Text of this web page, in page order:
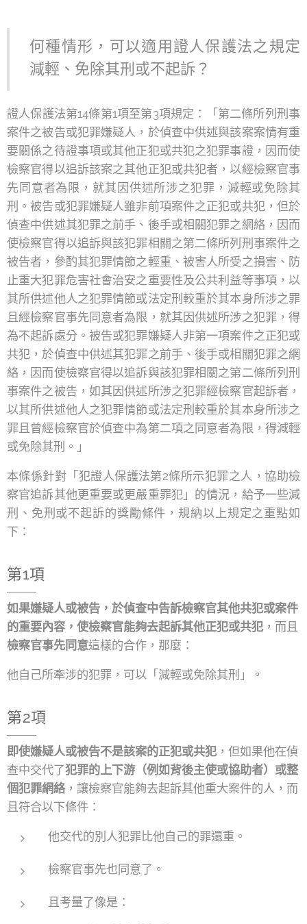
何種情形，可以適用證人保護法之規定
減輕、免除其刑或不起訴？
證人保護法第14條第1項至第3項規定：「第二條所列刑事
案件之被告或犯罪嫌疑人，於偵查中供述與該案案情有重
要關係之待證事項或其他正犯或共犯之犯罪事證，因而使
檢察官得以追訴該案之其他正犯或共犯者，以經檢察官事
先同意者為限，就其因供述所涉之犯罪，減輕或免除其
刑。被告或犯罪嫌疑人雖非前項案件之正犯或共犯，但於
偵查中供述其犯罪之前手、後手或相關犯罪之網絡，因而
使檢察官得以追訴與該犯罪相關之第二條所列刑事案件之
被告者，參酌其犯罪情節之輕重、被害人所受之損害、防
止重大犯罪危害社會治安之重要性及公共利益等事項，以
其所供述他人之犯罪情節或法定刑較重於其本身所涉之罪
且經檢察官事先同意者為限，就其因供述所涉之犯罪，得
為不起訴處分。被告或犯罪嫌疑人非第一項案件之正犯或
共犯，於偵查中供述其犯罪之前手、後手或相關犯罪之網
絡，因而使檢察官得以追訴與該犯罪相關之第二條所列刑
事案件之被告，如其因供述所涉之犯罪經檢察官起訴者，
以其所供述他人之犯罪情節或法定刑較重於其本身所涉之
罪且曾經檢察官於偵查中為第二項之同意者為限，得減輕
或免除其刑。」
本條係針對「犯證人保護法第2條所示犯罪之人，協助檢
察官追訴其他更重要或更嚴重罪犯」的情況，給予一些減
刑、免刑或不起訴的獎勵條件，規納以上規定之重點如
下：
第1項
如果嫌疑人或被告，於偵查中告訴檢察官其他共犯或案件
的重要內容，使檢察官能夠去起訴其他正犯或共犯，而且
檢察官事先同意這樣的合作，那麼：
他自己所牽涉的犯罪，可以「減輕或免除其刑」。
第2項
即使嫌疑人或被告不是該案的正犯或共犯，但如果他在偵
查中交代了犯罪的上下游（例如背後主使或協助者）或整
個犯罪網絡，讓檢察官能夠去起訴其他重大案件的人，而
且符合以下條件：
他交代的別人犯罪比他自己的罪還重。
檢察官事先也同意了。
且考量了像是：